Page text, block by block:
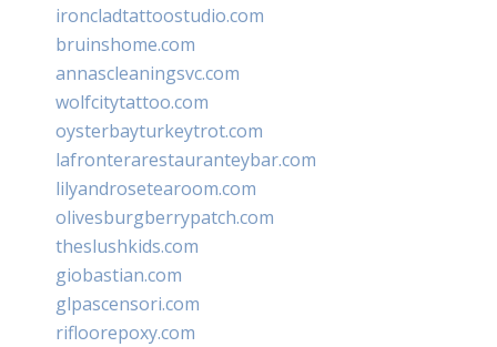
ironcladtattoostudio.com
bruinshome.com
annascleaningsvc.com
wolfcitytattoo.com
oysterbayturkeytrot.com
lafronterarestauranteybar.com
lilyandrosetearoom.com
olivesburgberrypatch.com
theslushkids.com
giobastian.com
glpascensori.com
rifloorepoxy.com